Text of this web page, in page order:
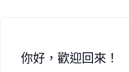
你好，歡迎回來！